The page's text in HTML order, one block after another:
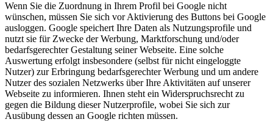
Wenn Sie die Zuordnung in Ihrem Profil bei Google nicht
wünschen, müssen Sie sich vor Aktivierung des Buttons bei Google
ausloggen. Google speichert Ihre Daten als Nutzungsprofile und
nutzt sie für Zwecke der Werbung, Marktforschung und/oder
bedarfsgerechter Gestaltung seiner Webseite. Eine solche
Auswertung erfolgt insbesondere (selbst für nicht eingeloggte
Nutzer) zur Erbringung bedarfsgerechter Werbung und um andere
Nutzer des sozialen Netzwerks über Ihre Aktivitäten auf unserer
Webseite zu informieren. Ihnen steht ein Widerspruchsrecht zu
gegen die Bildung dieser Nutzerprofile, wobei Sie sich zur
Ausübung dessen an Google richten müssen.